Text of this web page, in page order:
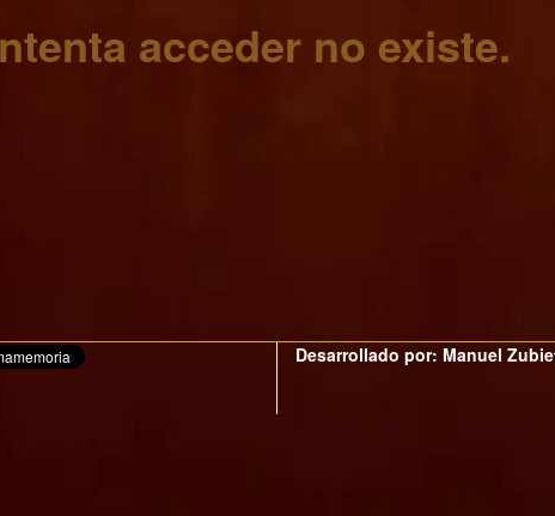
acceder no existe.
Desarrollado por: Manuel